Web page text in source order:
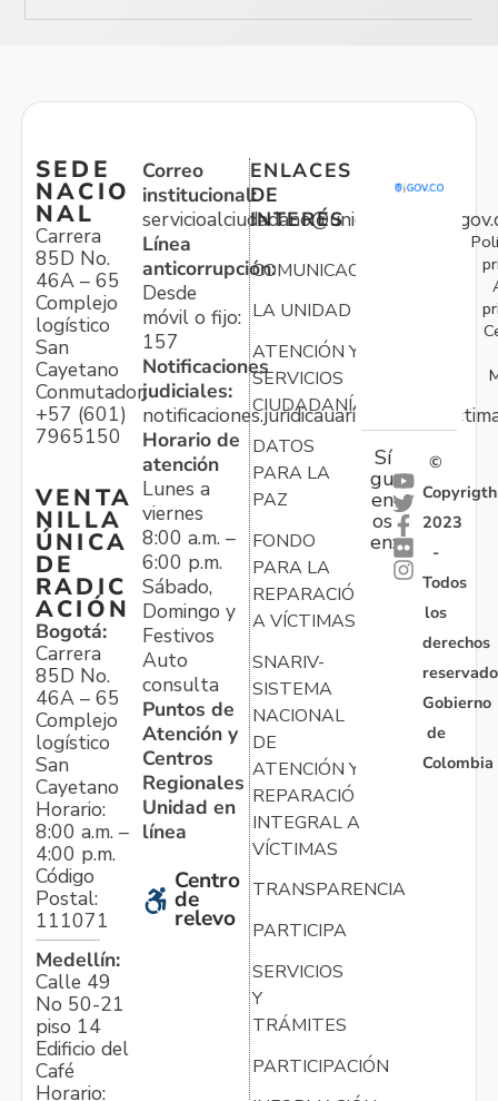
SEDE
NACIO
NAL
Carrera
85D No.
46A – 65
Complejo
logístico
San
Cayetano
Conmutador:
+57 (601)
7965150
VENTA
NILLA
ÚNICA
DE
RADIC
ACIÓN
Bogotá:
Carrera
85D No.
46A – 65
Complejo
logístico
San
Cayetano
Horario:
8:00 a.m. –
4:00 p.m.
Código
Postal:
111071
Medellín:
Calle 49
No 50-21
piso 14
Edificio del
Café
Horario:
Correo
institucional:
Línea
anticorrupción:
Desde
móvil o fijo:
157
Notificaciones
judiciales:
Horario de
atención
Lunes a
viernes
8:00 a.m. –
6:00 p.m.
Sábado,
Domingo y
Festivos
Auto
consulta
Puntos de
Atención y
Centros
Regionales
Unidad en
línea
Centro
de
relevo
ENLACES
DE
INTERÉS
COMUNICACIONES
LA UNIDAD
ATENCIÓN Y
SERVICIOS
CIUDADANÍA
DATOS
PARA LA
PAZ
FONDO
PARA LA
REPARACIÓN
A VÍCTIMAS
SNARIV-
SISTEMA
NACIONAL
DE
ATENCIÓN Y
REPARACIÓN
INTEGRAL A
VÍCTIMAS
TRANSPARENCIA
PARTICIPA
SERVICIOS
Y
TRÁMITES
PARTICIPACIÓN
Sí
gu
en
os
en:
©
Copyrigth
2023
-
Todos
los
derechos
Gobierno
de
Colombia